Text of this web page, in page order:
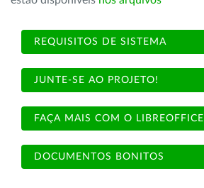
REQUISITOS DE SISTEMA
JUNTE-SE AO PROJETO!
FAÇA MAIS COM O LIBREOFFICE
DOCUMENTOS BONITOS